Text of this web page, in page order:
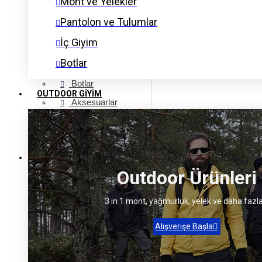
Pantolon ve Tulumlar
İç Giyim
Botlar
Aksesuarlar
Eldivenler
OUTDOOR GIYIM
Outdoor Ürünleri
3 in 1 mont, yağmurluk, yelek ve daha
Alışverişe Başla
Pantolon ve Tulumlar
İç Giyim
Botlar
Aksesuarlar
Eldivenler
OUTDOOR GIYIM
Mont ve Yelek
Yağmurluk
Polar
Gömlek
Pantolon